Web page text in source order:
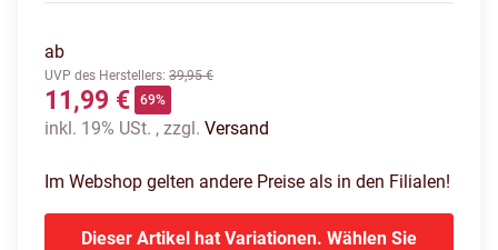
ab
UVP des Herstellers: 39,95 €
11,99 € 69%
inkl. 19% USt. , zzgl. Versand
Im Webshop gelten andere Preise als in den Filialen!
Dieser Artikel hat Variationen. Wählen Sie